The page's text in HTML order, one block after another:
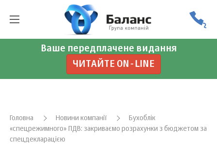
Ваше передплачене видання
ЧИТАЙТЕ ON-LINE
Головна Новини компанії
Бухоблік
«спецрежимного» ПДВ: закриваємо розрахунки з бюджетом за
спецдекларацією